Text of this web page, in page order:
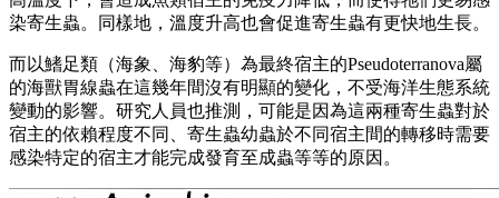
染寄生蟲。同樣地，溫度升高也會促進寄生蟲有更快地生長。
而以鰭足類（海象、海豹等）為最終宿主的Pseudoterranova屬
的海獸胃線蟲在這幾年間沒有明顯的變化，不受海洋生態系統
變動的影響。研究人員也推測，可能是因為這兩種寄生蟲對於
宿主的依賴程度不同、寄生蟲幼蟲於不同宿主間的轉移時需要
感染特定的宿主才能完成發育至成蟲等等的原因。